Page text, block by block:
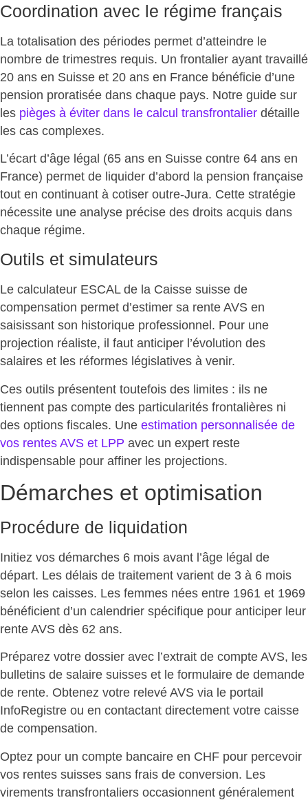
Coordination avec le régime français
La totalisation des périodes permet d’atteindre le
nombre de trimestres requis. Un frontalier ayant travaillé
20 ans en Suisse et 20 ans en France bénéficie d’une
pension proratisée dans chaque pays. Notre guide sur
les pièges à éviter dans le calcul transfrontalier détaille
les cas complexes.
L’écart d’âge légal (65 ans en Suisse contre 64 ans en
France) permet de liquider d’abord la pension française
tout en continuant à cotiser outre-Jura. Cette stratégie
nécessite une analyse précise des droits acquis dans
chaque régime.
Outils et simulateurs
Le calculateur ESCAL de la Caisse suisse de
compensation permet d’estimer sa rente AVS en
saisissant son historique professionnel. Pour une
projection réaliste, il faut anticiper l’évolution des
salaires et les réformes législatives à venir.
Ces outils présentent toutefois des limites : ils ne
tiennent pas compte des particularités frontalières ni
des options fiscales. Une estimation personnalisée de
vos rentes AVS et LPP avec un expert reste
indispensable pour affiner les projections.
Démarches et optimisation
Procédure de liquidation
Initiez vos démarches 6 mois avant l’âge légal de
départ. Les délais de traitement varient de 3 à 6 mois
selon les caisses. Les femmes nées entre 1961 et 1969
bénéficient d’un calendrier spécifique pour anticiper leur
rente AVS dès 62 ans.
Préparez votre dossier avec l’extrait de compte AVS, les
bulletins de salaire suisses et le formulaire de demande
de rente. Obtenez votre relevé AVS via le portail
InfoRegistre ou en contactant directement votre caisse
de compensation.
Optez pour un compte bancaire en CHF pour percevoir
vos rentes suisses sans frais de conversion. Les
virements transfrontaliers occasionnent généralement